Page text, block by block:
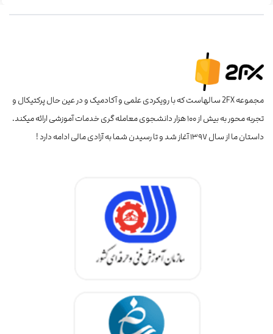
مجموعه 2FX سالهاست که با رویکردی علمی و آکادمیک و در عین حال پرکتیکال و
تجربه محور به بیش از ۱۰۰ هزار دانشجوی معامله گری خدمات آموزشی ارائه میکند.
داستان ما از سال ۱۳۹۷ آغاز شد و تا رسیدن شما به آزادی مالی ادامه دارد !